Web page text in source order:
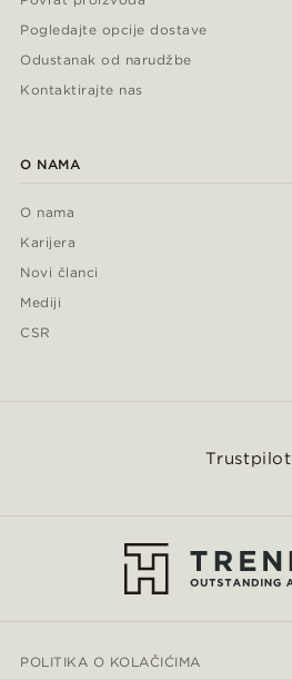
Pogledajte opcije dostave
Odustanak od narudžbe
Kontaktirajte nas
O NAMA
O nama
Karijera
Novi članci
Mediji
CSR
Trustpilot
POLITIKA O KOLAČIĆIMA